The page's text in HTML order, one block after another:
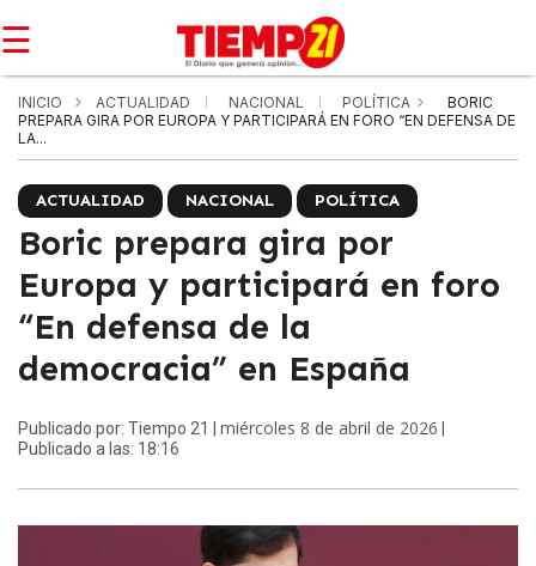
☰
INICIO ACTUALIDAD NACIONAL POLÍTICA
BORIC
PREPARA GIRA POR EUROPA Y PARTICIPARÁ EN FORO “EN DEFENSA DE
LA...
ACTUALIDAD NACIONAL POLÍTICA
Boric prepara gira por
Europa y participará en foro
“En defensa de la
democracia” en España
Publicado por: Tiempo 21 | miércoles 8 de abril de 2026
Publicado a las: 18:16